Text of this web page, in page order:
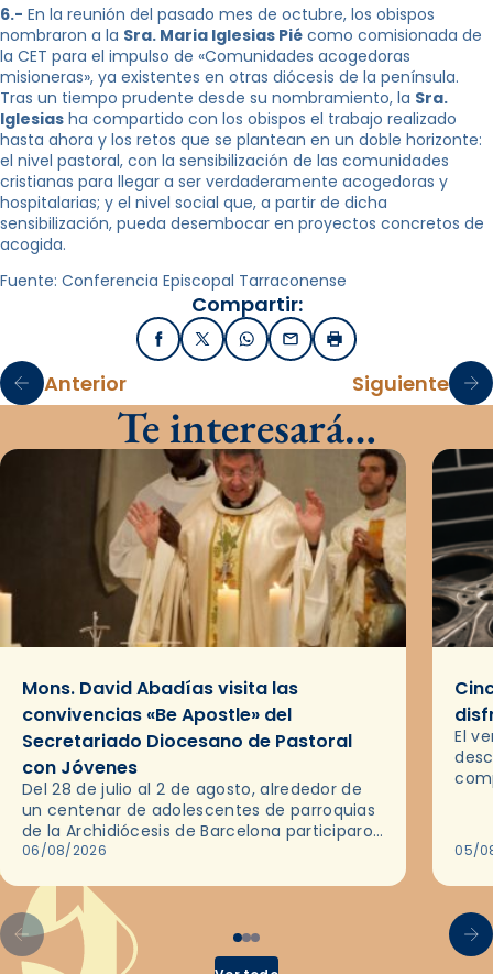
6.- En la reunión del pasado mes de octubre, los obispos
nombraron a la Sra. Maria Iglesias Pié como comisionada de
la CET para el impulso de «Comunidades acogedoras
misioneras», ya existentes en otras diócesis de la península.
Tras un tiempo prudente desde su nombramiento, la Sra.
Iglesias ha compartido con los obispos el trabajo realizado
hasta ahora y los retos que se plantean en un doble horizonte:
el nivel pastoral, con la sensibilización de las comunidades
cristianas para llegar a ser verdaderamente acogedoras y
hospitalarias; y el nivel social que, a partir de dicha
sensibilización, pueda desembocar en proyectos concretos de
acogida.
Fuente: Conferencia Episcopal Tarraconense
Compartir:
FacebookX / TwitterWhatsApp
EmailImprimir
Anterior Siguiente
Te interesará…
Mons. David Abadías visita las
convivencias «Be Apostle» del
Secretariado Diocesano de Pastoral
con Jóvenes
Del 28 de julio al 2 de agosto, alrededor de
un centenar de adolescentes de parroquias
de la Archidiócesis de Barcelona participaron
en las convivencias Be Apostle, organizadas
06/08/2026
El
05/